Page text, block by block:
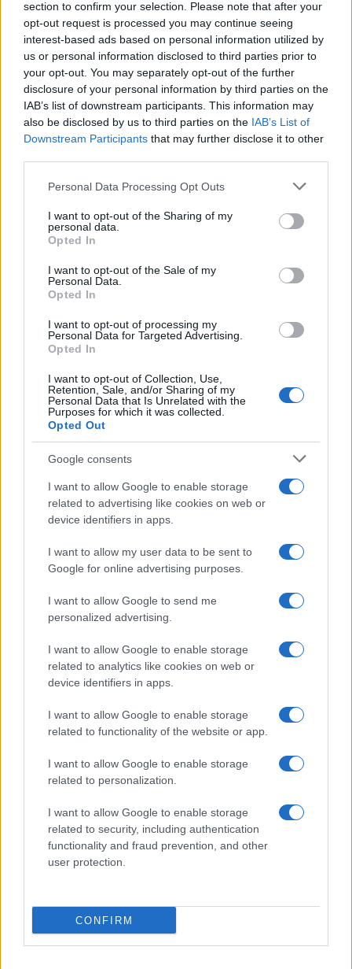
section to confirm your selection. Please note that after your
opt-out request is processed you may continue seeing
interest-based ads based on personal information utilized by
us or personal information disclosed to third parties prior to
your opt-out. You may separately opt-out of the further
disclosure of your personal information by third parties on the
IAB’s list of downstream participants. This information may
also be disclosed by us to third parties on the IAB’s List of
Downstream Participants that may further disclose it to other
Please note that this website/app uses one or more Google
not limited to your visit or usage behaviour. You may click to
grant or deny consent to Google and its third-party tags to
use your data for below specified purposes in below Google
consent section.
Personal Data Processing Opt Outs
I want to opt-out of the Sharing of my
personal data.
Opted In
I want to opt-out of the Sale of my
Personal Data.
Opted In
I want to opt-out of processing my
Personal Data for Targeted Advertising.
Opted In
I want to opt-out of Collection, Use,
Retention, Sale, and/or Sharing of my
Personal Data that Is Unrelated with the
Purposes for which it was collected.
Opted Out
Google consents
I want to allow Google to enable storage
related to advertising like cookies on web or
device identifiers in apps.
I want to allow my user data to be sent to
Google for online advertising purposes.
I want to allow Google to send me
personalized advertising.
I want to allow Google to enable storage
related to analytics like cookies on web or
device identifiers in apps.
I want to allow Google to enable storage
related to functionality of the website or app.
I want to allow Google to enable storage
related to personalization.
I want to allow Google to enable storage
related to security, including authentication
functionality and fraud prevention, and other
user protection.
CONFIRM
pelle, creando un contrasto che parla
direttamente all’anima di chi indossa.
In conclusione, il secondo giorno dellaMilano
Fashion Week ha messo in evidenza il potere
della moda di raccontare storie, esprimere stati
d’animo e incarnare tendenze in continua
evoluzione. Con collezioni che spaziano
dall’eleganza al surrealismo, il palcoscenico
milanese continua a dimostrarsi un crocevia di
creatività e innovazione.
AUTORE
Continua a leggere
LIFESTYLE